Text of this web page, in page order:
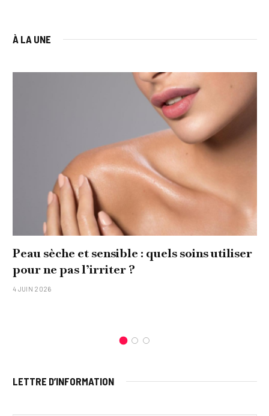
À LA UNE
Peau sèche et sensible : quels soins utiliser
pour ne pas l’irriter ?
4 JUIN 2026
LETTRE D’INFORMATION